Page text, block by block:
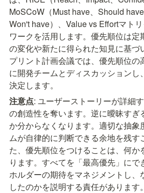
MoSCoW（Must have、Should have
Won't have）、Value vs Effortマト
ワークを活用します。優先順位は定
の変化や新たに得られた知見に基づ
プリント計画会議では、優先順位の
に開発チームとディスカッションし
決定します。
注意点: ユーザーストーリーが詳細
の創造性を奪います。逆に曖昧すぎ
か分からなくなります。適切な抽象
ムが自律的に判断できる余地を残す
た、優先順位をつけることは、何か
ります。すべてを「最高優先」にで
ホルダーの期待をマネジメントし、
したのかを説明する責任があります。